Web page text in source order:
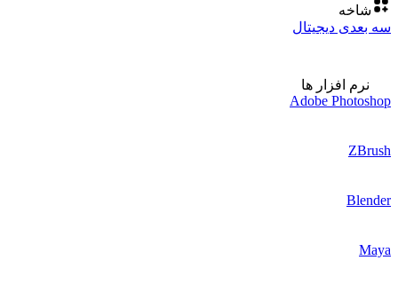
شاخه
سه بعدی دیجیتال
نرم افزار ها
Adobe Photoshop
ZBrush
Blender
Maya